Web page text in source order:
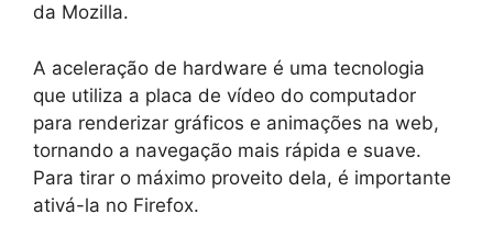
da Mozilla.
A aceleração de hardware é uma tecnologia
que utiliza a placa de vídeo do computador
para renderizar gráficos e animações na web,
tornando a navegação mais rápida e suave.
Para tirar o máximo proveito dela, é importante
ativá-la no Firefox.